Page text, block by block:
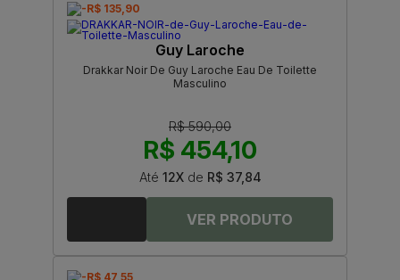
-R$ 135,90
Guy Laroche
Drakkar Noir De Guy Laroche Eau De Toilette
Masculino
R$ 590,00
R$ 454,10
Até 12Xde R$ 37,84
-R$ 47,55